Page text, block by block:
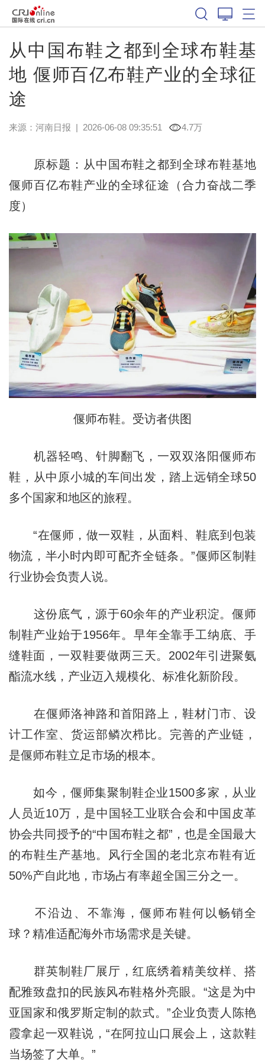
从中国布鞋之都到全球布鞋基
地 偃师百亿布鞋产业的全球征
途
来源： 河南日报 | 2026-06-08 09:35:51 4.7万
原标题：从中国布鞋之都到全球布鞋基地
偃师百亿布鞋产业的全球征途（合力奋战二季
度）
偃师布鞋。受访者供图
机器轻鸣、针脚翻飞，一双双洛阳偃师布
鞋，从中原小城的车间出发，踏上远销全球50
多个国家和地区的旅程。
“在偃师，做一双鞋，从面料、鞋底到包装
物流，半小时内即可配齐全链条。”偃师区制鞋
行业协会负责人说。
这份底气，源于60余年的产业积淀。偃师
制鞋产业始于1956年。早年全靠手工纳底、手
缝鞋面，一双鞋要做两三天。2002年引进聚氨
酯流水线，产业迈入规模化、标准化新阶段。
在偃师洛神路和首阳路上，鞋材门市、设
计工作室、货运部鳞次栉比。完善的产业链，
是偃师布鞋立足市场的根本。
如今，偃师集聚制鞋企业1500多家，从业
人员近10万，是中国轻工业联合会和中国皮革
协会共同授予的“中国布鞋之都”，也是全国最大
的布鞋生产基地。风行全国的老北京布鞋有近
50%产自此地，市场占有率超全国三分之一。
不沿边、不靠海，偃师布鞋何以畅销全
球？精准适配海外市场需求是关键。
群英制鞋厂展厅，红底绣着精美纹样、搭
配雅致盘扣的民族风布鞋格外亮眼。“这是为中
亚国家和俄罗斯定制的款式。”企业负责人陈艳
霞拿起一双鞋说，“在阿拉山口展会上，这款鞋
当场签了大单。”